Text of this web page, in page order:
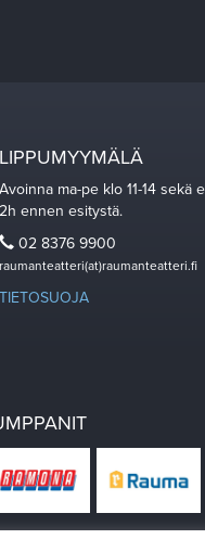
LIPPUMYYMÄLÄ
Avoinna ma-pe klo 11-14 sekä
2h ennen esitystä.
02 8376 9900
raumanteatteri(at)raumanteatteri.fi
TIETOSUOJA